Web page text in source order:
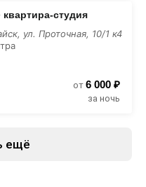
студия
ул. Проточная, 10/1 к4
от 6 000 ₽
за ночь
ещё